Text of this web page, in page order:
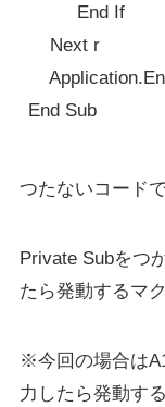
         End If
    Next r
つたないコード
Private Subをつ
たら発動するマ
※今回の場合は
力したら発動す